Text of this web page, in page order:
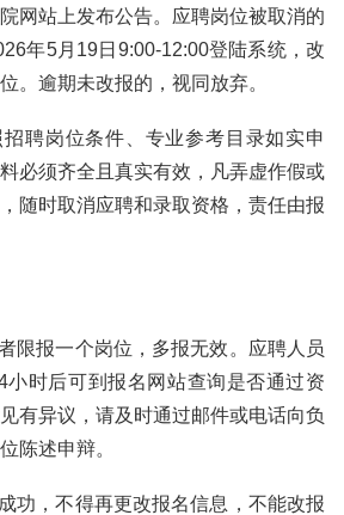
网站上发布公告。应聘岗位被取消的
年5月19日9:00-12:00登陆系统，改
。逾期未改报的，视同放弃。
聘岗位条件、专业参考目录如实申
必须齐全且真实有效，凡弄虚作假或
随时取消应聘和录取资格，责任由报
限报一个岗位，多报无效。应聘人员
小时后可到报名网站查询是否通过资
有异议，请及时通过邮件或电话向负
陈述申辩。
功，不得再更改报名信息，不能改报